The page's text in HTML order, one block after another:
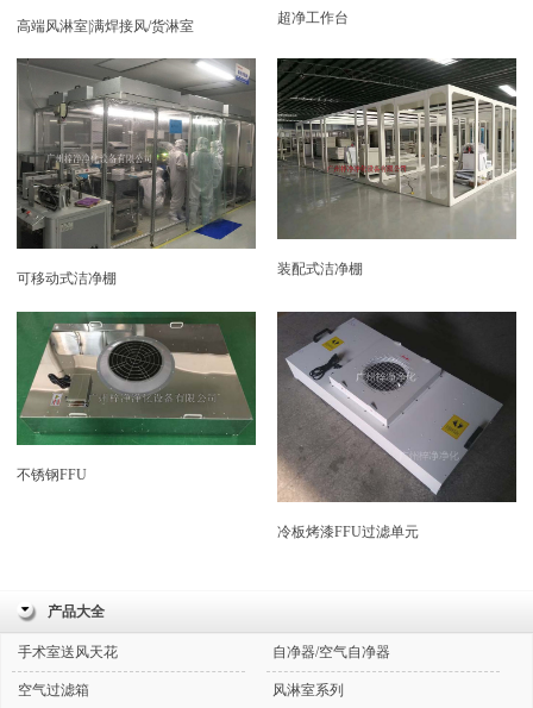
高端风淋室|满焊接风/货淋室 超净工作台
可移动式洁净棚
装配式洁净棚
不锈钢FFU
冷板烤漆FFU过滤单元
产品大全
手术室送风天花 自净器/空气自净器
空气过滤箱 风淋室系列